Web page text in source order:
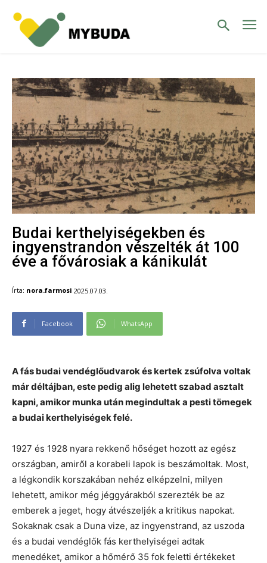
Budai kerthelyiségekben és
ingyenstrandon vészelték át 100
éve a fővárosiak a kánikulát
Írta: nora.farmosi 2025.07.03.
Facebook WhatsApp
A fás budai vendéglőudvarok és kertek zsúfolva voltak
már déltájban, este pedig alig lehetett szabad asztalt
kapni, amikor munka után megindultak a pesti tömegek
a budai kerthelyiségek felé.
1927 és 1928 nyara rekkenő hőséget hozott az egész
országban, amiről a korabeli lapok is beszámoltak. Most,
a légkondik korszakában nehéz elképzelni, milyen
lehetett, amikor még jéggyárakból szerezték be az
emberek a jeget, hogy átvészeljék a kritikus napokat.
Sokaknak csak a Duna vize, az ingyenstrand, az uszoda
és a budai vendéglők fás kerthelyiségei adtak
menedéket, amikor a hőmérő 35 fok feletti értékeket